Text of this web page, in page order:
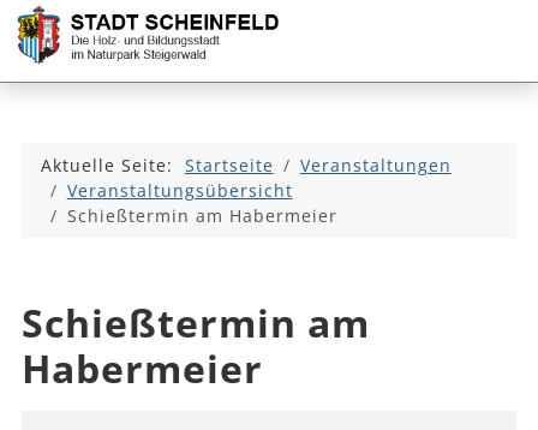
Aktuelle Seite: Startseite
Veranstaltungen
Veranstaltungsübersicht
Schießtermin am Habermeier
Schießtermin am
Habermeier